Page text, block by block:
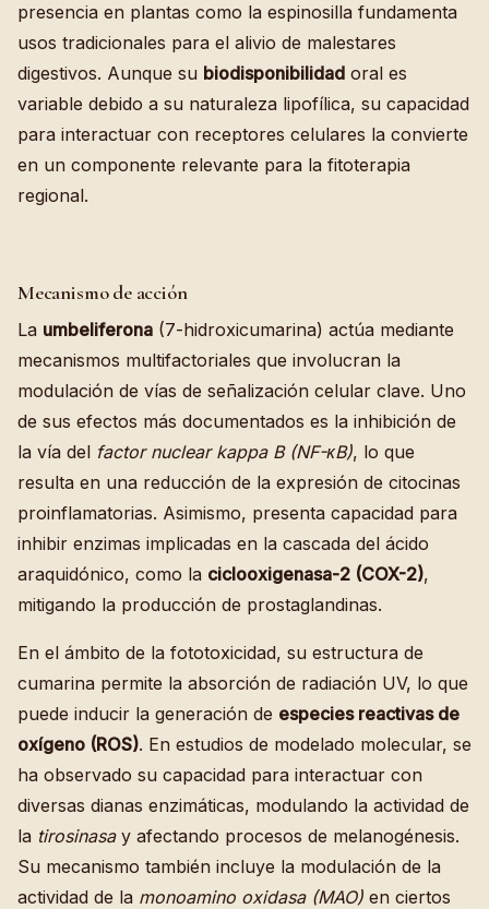
presencia en plantas como la espinosilla fundamenta
usos tradicionales para el alivio de malestares
digestivos. Aunque su biodisponibilidad oral es
variable debido a su naturaleza lipofílica, su capacidad
para interactuar con receptores celulares la convierte
en un componente relevante para la fitoterapia
regional.
Mecanismo de acción
La umbeliferona (7-hidroxicumarina) actúa mediante
mecanismos multifactoriales que involucran la
modulación de vías de señalización celular clave. Uno
de sus efectos más documentados es la inhibición de
la vía del factor nuclear kappa B (NF-κB), lo que
resulta en una reducción de la expresión de citocinas
proinflamatorias. Asimismo, presenta capacidad para
inhibir enzimas implicadas en la cascada del ácido
araquidónico, como la ciclooxigenasa-2 (COX-2),
mitigando la producción de prostaglandinas.
En el ámbito de la fototoxicidad, su estructura de
cumarina permite la absorción de radiación UV, lo que
puede inducir la generación de especies reactivas de
oxígeno (ROS). En estudios de modelado molecular, se
ha observado su capacidad para interactuar con
diversas dianas enzimáticas, modulando la actividad de
la tirosinasay afectando procesos de melanogénesis.
Su mecanismo también incluye la modulación de la
actividad de la monoamino oxidasa (MAO) en ciertos